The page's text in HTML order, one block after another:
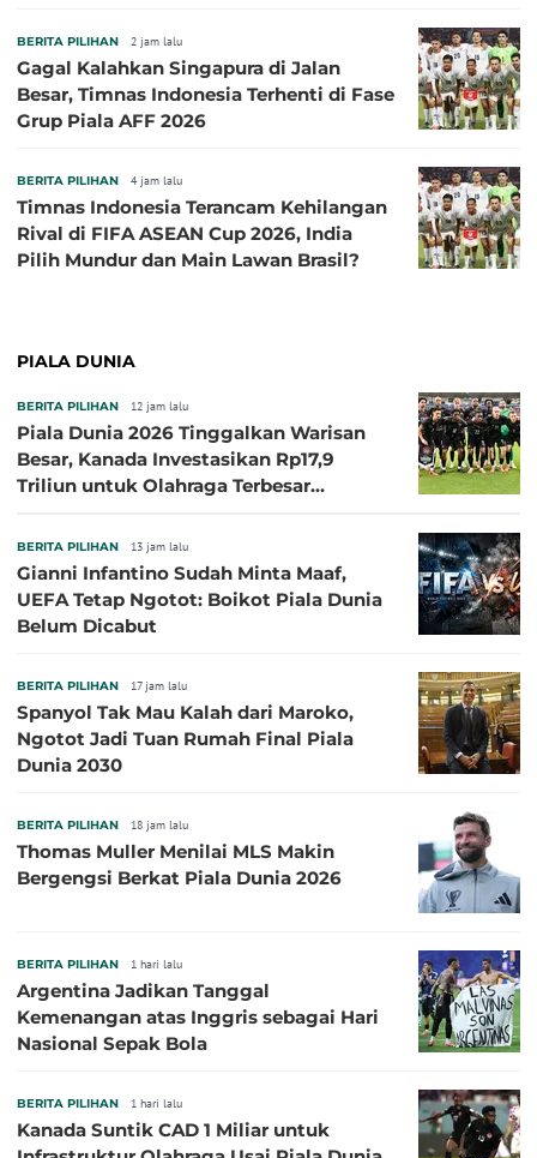
BERITA PILIHAN 2 jam lalu
Gagal Kalahkan Singapura di Jalan
Besar, Timnas Indonesia Terhenti di Fase
Grup Piala AFF 2026
BERITA PILIHAN 4 jam lalu
Timnas Indonesia Terancam Kehilangan
Rival di FIFA ASEAN Cup 2026, India
Pilih Mundur dan Main Lawan Brasil?
PIALA DUNIA
BERITA PILIHAN 12 jam lalu
Piala Dunia 2026 Tinggalkan Warisan
Besar, Kanada Investasikan Rp17,9
Triliun untuk Olahraga Terbesar
BERITA PILIHAN 13 jam lalu
Gianni Infantino Sudah Minta Maaf,
UEFA Tetap Ngotot: Boikot Piala Dunia
Belum Dicabut
BERITA PILIHAN 17 jam lalu
Spanyol Tak Mau Kalah dari Maroko,
Ngotot Jadi Tuan Rumah Final Piala
Dunia 2030
BERITA PILIHAN 18 jam lalu
Thomas Muller Menilai MLS Makin
Bergengsi Berkat Piala Dunia 2026
BERITA PILIHAN 1 hari lalu
Argentina Jadikan Tanggal
Kemenangan atas Inggris sebagai Hari
Nasional Sepak Bola
BERITA PILIHAN 1 hari lalu
Kanada Suntik CAD 1 Miliar untuk